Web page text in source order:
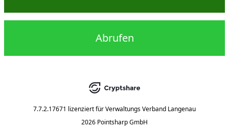
Abrufen
7.7.2.17671 lizenziert fürVerwaltungs Verband Langenau
2026 Pointsharp GmbH